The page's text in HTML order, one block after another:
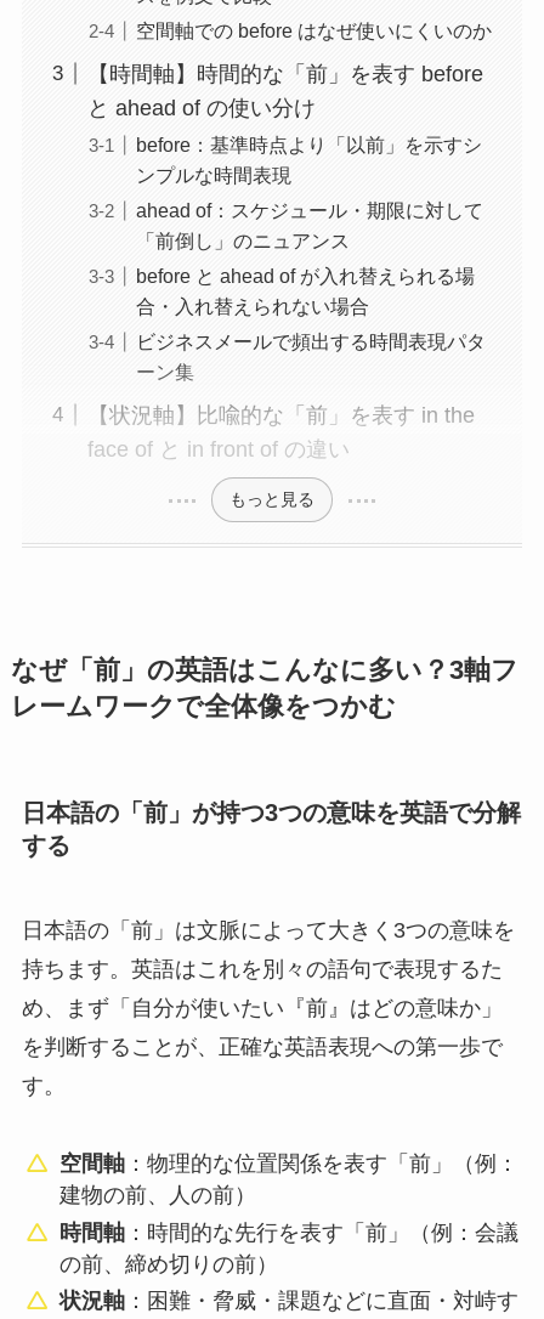
空間軸での before はなぜ使いにくいのか
【時間軸】時間的な「前」を表す before
と ahead of の使い分け
before：基準時点より「以前」を示すシ
ンプルな時間表現
ahead of：スケジュール・期限に対して
「前倒し」のニュアンス
before と ahead of が入れ替えられる場
合・入れ替えられない場合
ビジネスメールで頻出する時間表現パタ
ーン集
【状況軸】比喩的な「前」を表す in the
face of と in front of の違い
もっと見る
なぜ「前」の英語はこんなに多い？3軸フ
レームワークで全体像をつかむ
日本語の「前」が持つ3つの意味を英語で分解
する
日本語の「前」は文脈によって大きく3つの意味を
持ちます。英語はこれを別々の語句で表現するた
め、まず「自分が使いたい『前』はどの意味か」
を判断することが、正確な英語表現への第一歩で
す。
空間軸 ：物理的な位置関係を表す「前」（例：
建物の前、人の前）
時間軸 ：時間的な先行を表す「前」（例：会議
の前、締め切りの前）
状況軸 ：困難・脅威・課題などに直面・対峙す